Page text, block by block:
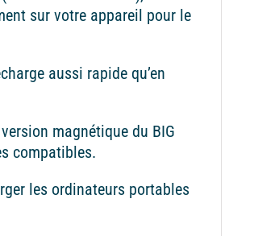
sur votre appareil pour le
aussi rapide qu’en
magnétique du BIG
compatibles.
les ordinateurs portables